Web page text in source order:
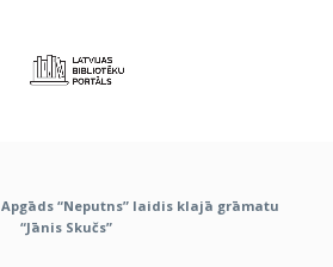
Apgāds “Neputns” laidis klajā grāmatu
“Jānis Skučs”